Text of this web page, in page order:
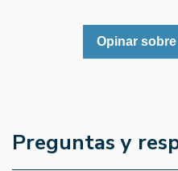
Opinar
Preguntas y